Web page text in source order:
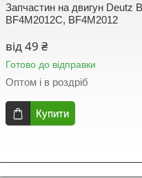
Запчастин на двигун Deutz
BF4M2012C, BF4M2012
від 49 ₴
Готово до відправки
Оптом і в роздріб
Купити